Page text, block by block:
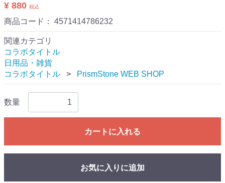
¥ 880 税込
商品コード： 4571414786232
関連カテゴリ
コラボタイトル
日用品・雑貨
コラボタイトル
PrismStone WEB SHOP
数量
カートに入れる
お気に入りに追加